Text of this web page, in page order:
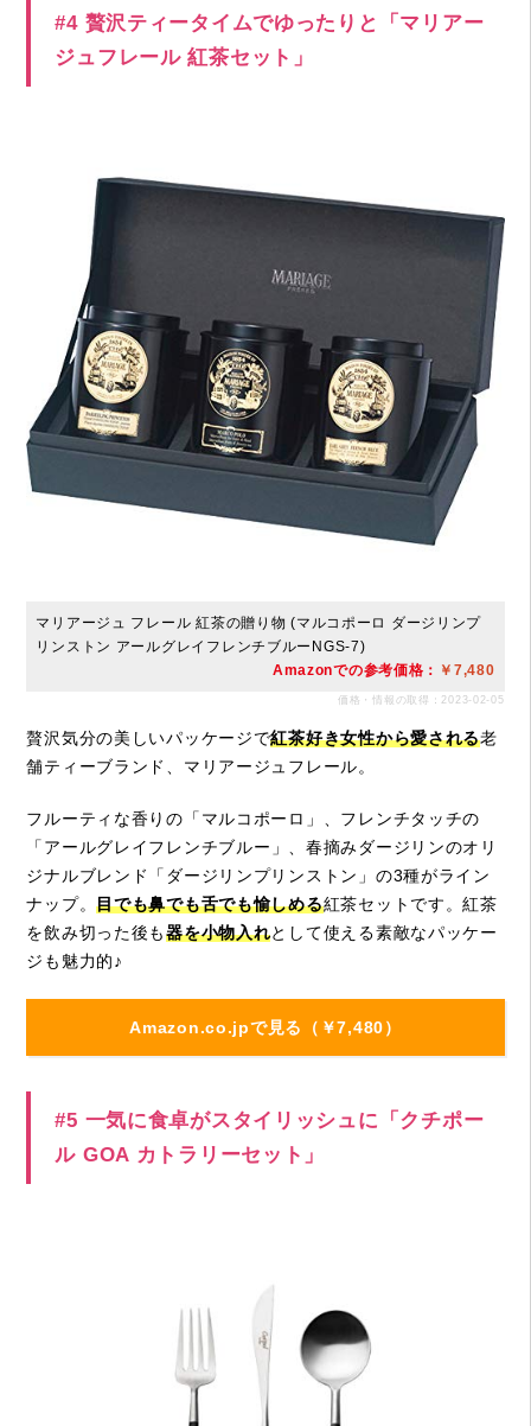
#4 贅沢ティータイムでゆったりと「マリアー
ジュフレール 紅茶セット」
マリアージュ フレール 紅茶の贈り物 (マルコポーロ ダージリンプ
リンストン アールグレイフレンチブルーNGS-7)
Amazonでの参考価格： ￥7,480
価格・情報の取得：2023-02-05
贅沢気分の美しいパッケージで紅茶好き女性から愛される老
舗ティーブランド、マリアージュフレール。
フルーティな香りの「マルコポーロ」、フレンチタッチの
「 アールグレイフレンチブルー 」、 春摘みダージリンのオリ
ジナルブレンド「ダージリンプリンストン」の3種がライン
ナップ。目でも鼻でも舌でも愉しめる紅茶セットです。紅茶
を飲み切った後も器を小物入れとして使える素敵なパッケー
ジも魅力的♪
Amazon.co.jpで見る（￥7,480）
#5 一気に食卓がスタイリッシュに「クチポー
ル GOA カトラリーセット」